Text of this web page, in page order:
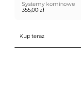
Systemy kominowe
355,00 zł
Kup teraz